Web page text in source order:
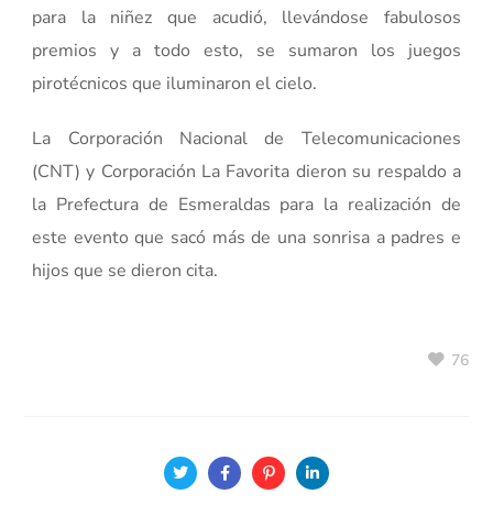
para la niñez que acudió, llevándose fabulosos
premios y a todo esto, se sumaron los juegos
pirotécnicos que iluminaron el cielo.
La Corporación Nacional de Telecomunicaciones
(CNT) y Corporación La Favorita dieron su respaldo a
la Prefectura de Esmeraldas para la realización de
este evento que sacó más de una sonrisa a padres e
hijos que se dieron cita.
76